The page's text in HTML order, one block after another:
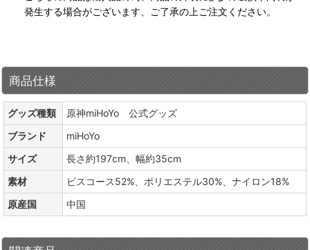
発生する場合がございます、ご了承の上ご注文ください。
商品仕様
グッズ種類
原神miHoYo 公式グッズ
ブランド
miHoYo
サイズ
長さ約197cm、幅約35cm
素材
ビスコース52%、ポリエステル30%、ナイロン18%
原産国
中国